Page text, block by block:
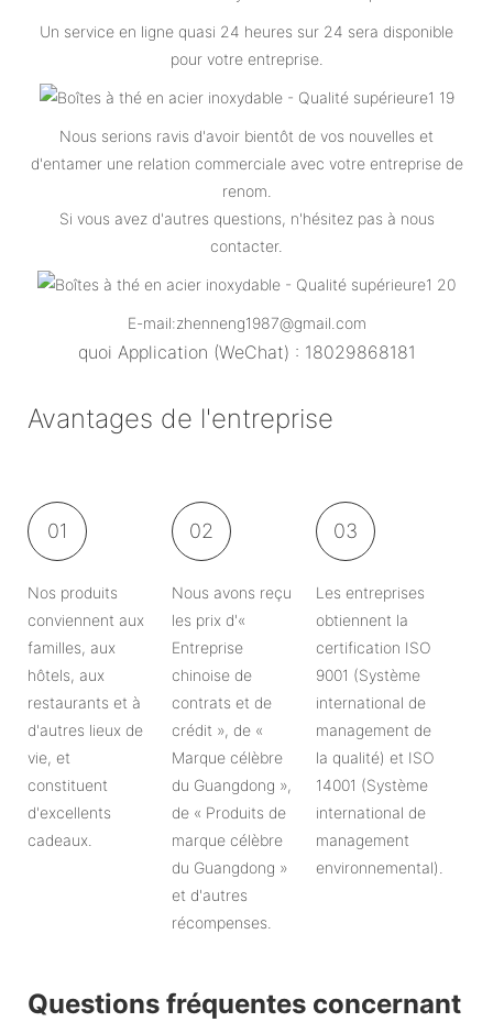
Un service en ligne quasi 24 heures sur 24 sera disponible
pour votre entreprise.
Nous serions ravis d'avoir bientôt de vos nouvelles et
d'entamer une relation commerciale avec votre entreprise de
renom.
Si vous avez d'autres questions, n'hésitez pas à nous
contacter.
E-mail:zhenneng1987@gmail.com
quoi Application (WeChat) : 18029868181
Avantages de l'entreprise
01
Nos produits
conviennent aux
familles, aux
hôtels, aux
restaurants et à
d'autres lieux de
vie, et
constituent
d'excellents
cadeaux.
02
Nous avons reçu
les prix d'«
Entreprise
chinoise de
contrats et de
crédit », de «
Marque célèbre
du Guangdong »,
de « Produits de
marque célèbre
du Guangdong »
et d'autres
récompenses.
03
Les entreprises
obtiennent la
certification ISO
9001 (Système
international de
management de
la qualité) et ISO
14001 (Système
international de
management
environnemental).
Questions fréquentes concernant